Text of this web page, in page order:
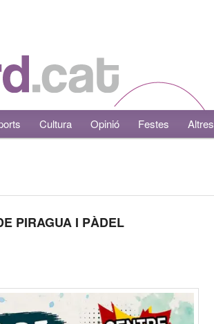
Cultura Opinió Festes Altres
PIRAGUA I PÀDEL